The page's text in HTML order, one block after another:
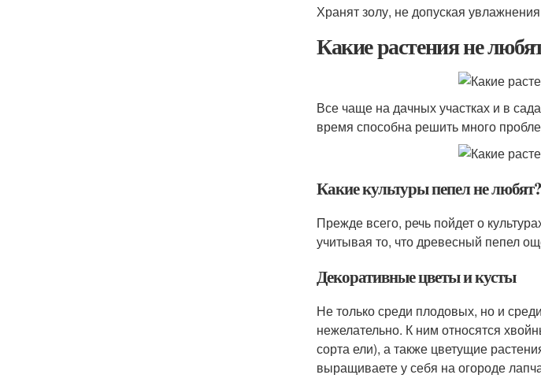
Хранят золу, не допуская
Какие растения не
Все чаще на дачных участках и в
время способна решить много
Какие культуры пепел не любят?
Прежде всего, речь пойдет о
учитывая то, что древесный пепел
Декоративные цветы и кусты
Не только среди плодовых, но и
нежелательно. К ним относятся
сорта ели), а также цветущие
выращиваете у себя на огороде